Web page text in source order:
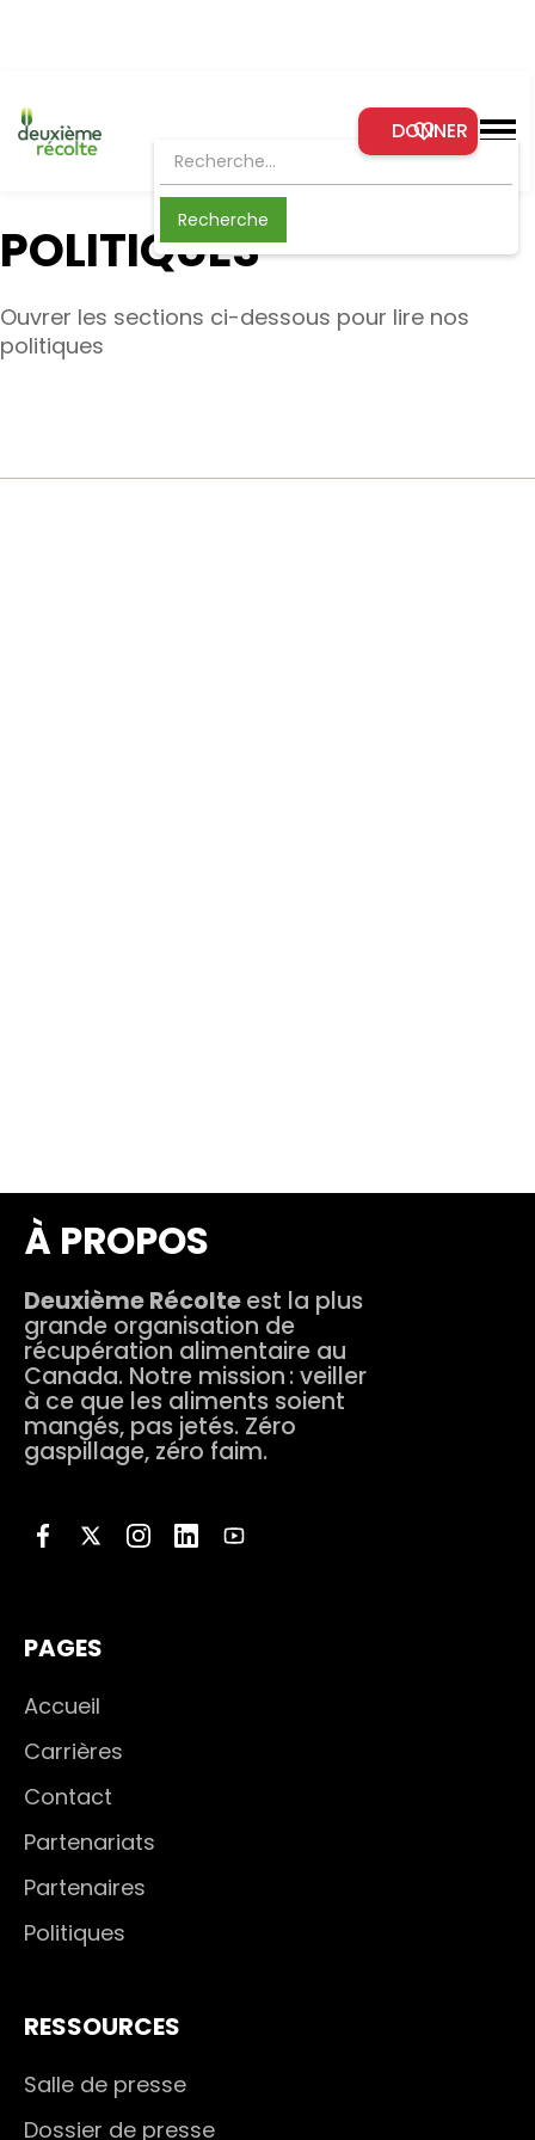
DONNER
POLITIQUES
Ouvrer les sections ci-dessous pour lire nos
politiques
À PROPOS
Deuxième Récolteest la plus
grande organisation de
récupération alimentaire au
Canada. Notre mission : veiller
à ce que les aliments soient
mangés, pas jetés. Zéro
gaspillage, zéro faim.
PAGES
Accueil
Carrières
Contact
Partenariats
Partenaires
Politiques
RESSOURCES
Salle de presse
Dossier de presse